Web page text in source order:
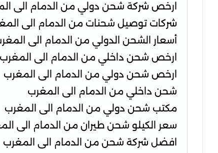
ارخص شركة شحن دولي من الدمام الى
شركات توصيل شحنات من الدمام الى
أسعار الشحن الدولي من الدمام الى
ارخص شحن داخلي من الدمام الى المغرب
ارخص شحن دولي من الدمام الى المغرب
شحن داخلي من الدمام الى المغرب
مكتب شحن دولي من الدمام الى المغرب
سعر الكيلو شحن طيران من الدمام الى
افضل شركة شحن من الدمام الى المغرب